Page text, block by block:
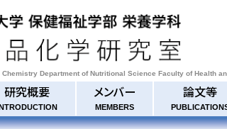
Chemistry Department of Nutritional Science Faculty of Health
研究概要 メンバー
MEMBERS
論文等